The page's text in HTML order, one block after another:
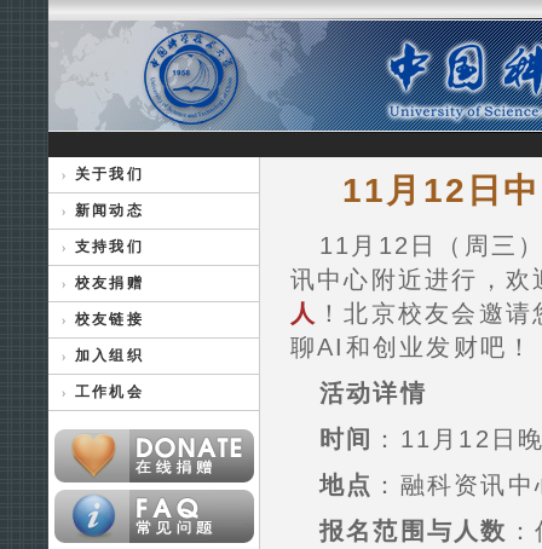
关于我们
新闻动态
支持我们
校友捐赠
校友链接
加入组织
工作机会
11月12日
11月12日（周三
讯中心附近进行，
人 ！北京校友会邀
聊AI和创业发财吧！
活动详情
时间 ：11月12日
地点 ：融科资讯
报名范围与人数